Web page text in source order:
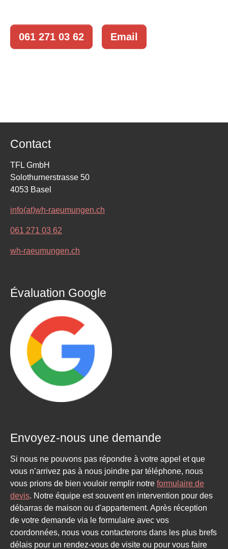
061 271 03 62 Email
Contact
TFL GmbH
Solothurnerstrasse 50
4053 Basel
info(at)wh-raeumungen.ch
061 271 03 62
wh-raeumungen.ch
Évaluation Google
Envoyez-nous une demande
Si nous ne pouvons pas répondre à votre appel et que
vous n’arrivez pas à nous joindre par téléphone, nous
vous prions de bien vouloir remplir notre formulaire de
devis. Notre équipe est souvent en intervention pour des
débarras de maison ou d'appartement. Après réception
de votre demande via le formulaire avec vos
coordonnées, nous vous contacterons dans les plus brefs
délais pour un rendez-vous de visite ou pour vous faire